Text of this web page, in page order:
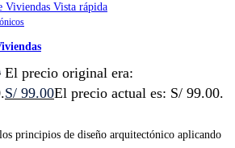
Vista rápida
El precio original era:
S/ 99.00El precio actual es: S/ 99.00.
principios de diseño arquitectónico aplicando